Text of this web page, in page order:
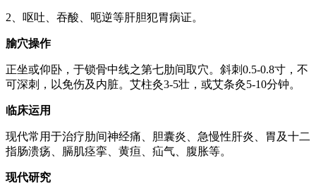
2、呕吐、吞酸、呃逆等肝胆犯胃病证。
腧穴操作
正坐或仰卧，于锁骨中线之第七肋间取穴。斜刺0.5-0.8寸，不
可深刺，以免伤及内脏。艾柱灸3-5壮，或艾条灸5-10分钟。
临床运用
现代常用于治疗肋间神经痛、胆囊炎、急慢性肝炎、胃及十二
指肠溃疡、膈肌痉挛、黄疸、疝气、腹胀等。
现代研究